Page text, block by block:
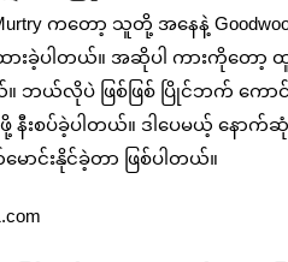
ကတော့ သူတို့ အနေနဲ့
းခဲ့ပါတယ်။ အဆိုပါ ကားကိုတော့ ‌ထူးထူ
။ ဘယ်လိုပဲ ဖြစ်ဖြစ် ပြိုင်ဘက် ကေ
းစပ်ခဲ့ပါတယ်။ ဒါပေမယ့် နောက်ဆုံး
ောင်းနိုင်ခဲ့တာ ဖြစ်ပါတယ်။